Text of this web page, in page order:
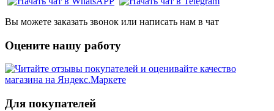
Вы можете заказать звонок или написать нам в чат
Оцените нашу работу
Для покупателей